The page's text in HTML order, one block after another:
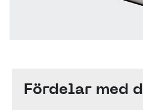
Fördelar med